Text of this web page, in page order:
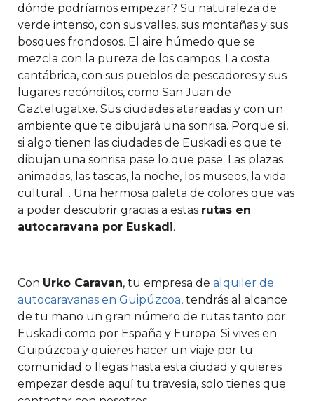
dónde podríamos empezar? Su naturaleza de
verde intenso, con sus valles, sus montañas y sus
bosques frondosos. El aire húmedo que se
mezcla con la pureza de los campos. La costa
cantábrica, con sus pueblos de pescadores y sus
lugares recónditos, como San Juan de
Gaztelugatxe. Sus ciudades atareadas y con un
ambiente que te dibujará una sonrisa. Porque sí,
si algo tienen las ciudades de Euskadi es que te
dibujan una sonrisa pase lo que pase. Las plazas
animadas, las tascas, la noche, los museos, la vida
cultural… Una hermosa paleta de colores que vas
a poder descubrir gracias a estas rutas en
autocaravana por Euskadi.
Con Urko Caravan, tu empresa de alquiler de
autocaravanas en Guipúzcoa, tendrás al alcance
de tu mano un gran número de rutas tanto por
Euskadi como por España y Europa. Si vives en
Guipúzcoa y quieres hacer un viaje por tu
comunidad o llegas hasta esta ciudad y quieres
empezar desde aquí tu travesía, solo tienes que